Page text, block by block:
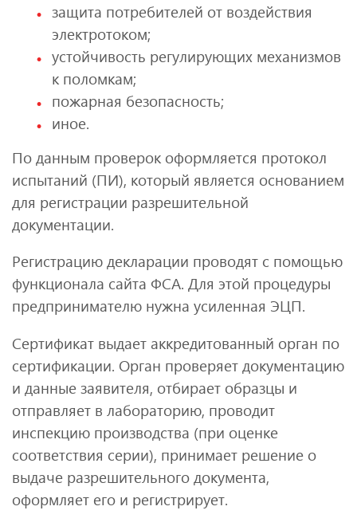
защита потребителей от воздействия
электротоком;
устойчивость регулирующих механизмов
к поломкам;
пожарная безопасность;
иное.
По данным проверок оформляется протокол
испытаний (ПИ), который является основанием
для регистрации разрешительной
документации.
Регистрацию декларации проводят с помощью
функционала сайта ФСА. Для этой процедуры
предпринимателю нужна усиленная ЭЦП.
Сертификат выдает аккредитованный орган по
сертификации. Орган проверяет документацию
и данные заявителя, отбирает образцы и
отправляет в лабораторию, проводит
инспекцию производства (при оценке
соответствия серии), принимает решение о
выдаче разрешительного документа,
оформляет его и регистрирует.